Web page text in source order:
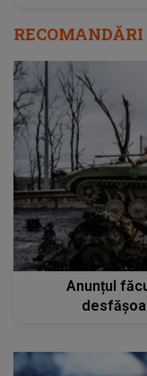
RECOMANDĂRI
Când se va
Anunțul